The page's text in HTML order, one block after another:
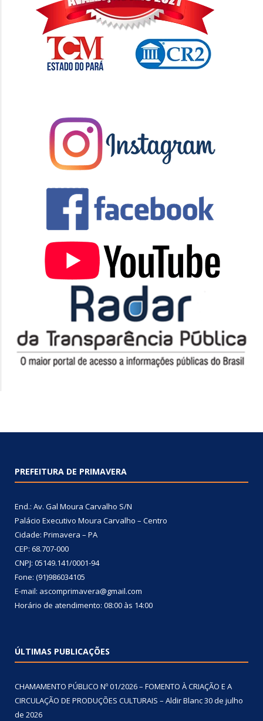
PREFEITURA DE PRIMAVERA
End.: Av. Gal Moura Carvalho S/N
Palácio Executivo Moura Carvalho – Centro
Cidade: Primavera – PA
CEP: 68.707-000
CNPJ: 05149.141/0001-94
Fone: (91)986034105
E-mail: ascomprimavera@gmail.com
Horário de atendimento: 08:00 às 14:00
ÚLTIMAS PUBLICAÇÕES
CHAMAMENTO PÚBLICO Nº 01/2026 – FOMENTO À CRIAÇÃO E A
CIRCULAÇÃO DE PRODUÇÕES CULTURAIS – Aldir Blanc30 de julho
de 2026